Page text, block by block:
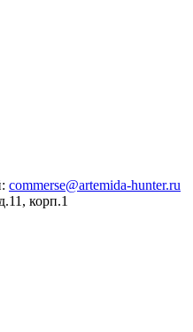
commerse@artemida-hunter.ru
корп.1